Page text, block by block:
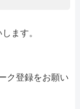
ます。
ク登録をお願い